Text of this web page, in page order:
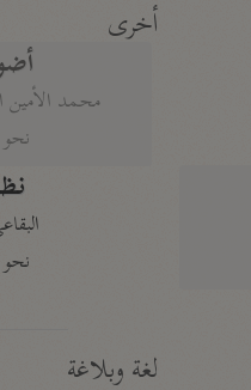
أخرى
محمد الأمين
نحو ١١ مجلدًا
البقاعي
نحو ٢٠ مجلدًا
لغة وبلاغة